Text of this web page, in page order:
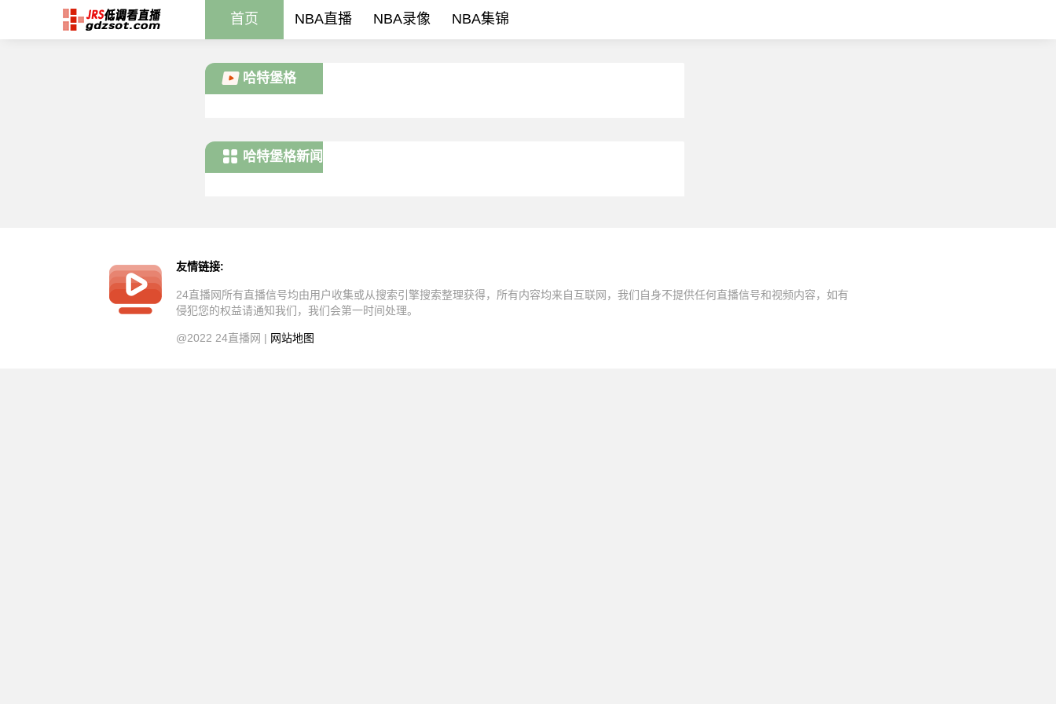
首页 NBA直播 NBA录像 NBA集锦
哈特堡格
哈特堡格新闻
友情链接:
24直播网所有直播信号均由用户收集或从搜索引擎搜索整理获得，所有内容均来自互联网，我们自身不提供任何直播信号和视频内容，如有
侵犯您的权益请通知我们，我们会第一时间处理。
@2022 24直播网 | 网站地图